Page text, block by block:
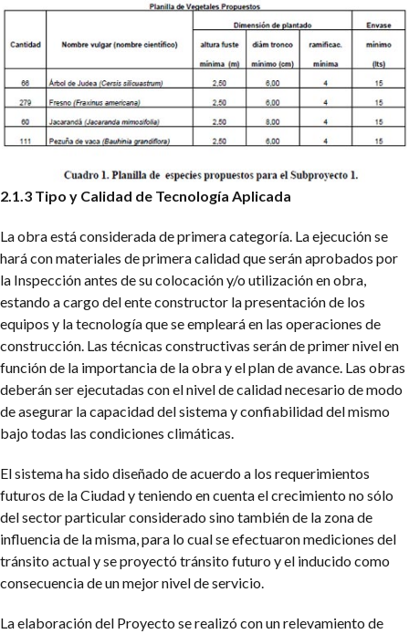
2.1.3 Tipo y Calidad de Tecnología Aplicada
La obra está considerada de primera categoría. La ejecución se
hará con materiales de primera calidad que serán aprobados por
la Inspección antes de su colocación y/o utilización en obra,
estando a cargo del ente constructor la presentación de los
equipos y la tecnología que se empleará en las operaciones de
construcción. Las técnicas constructivas serán de primer nivel en
función de la importancia de la obra y el plan de avance. Las obras
deberán ser ejecutadas con el nivel de calidad necesario de modo
de asegurar la capacidad del sistema y confiabilidad del mismo
bajo todas las condiciones climáticas.
El sistema ha sido diseñado de acuerdo a los requerimientos
futuros de la Ciudad y teniendo en cuenta el crecimiento no sólo
del sector particular considerado sino también de la zona de
influencia de la misma, para lo cual se efectuaron mediciones del
tránsito actual y se proyectó tránsito futuro y el inducido como
consecuencia de un mejor nivel de servicio.
La elaboración del Proyecto se realizó con un relevamiento de